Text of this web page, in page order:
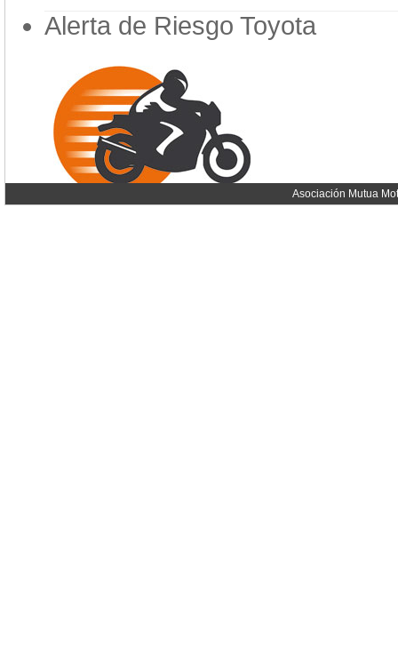
Alerta de Riesgo Toyota
Asociación Mutua